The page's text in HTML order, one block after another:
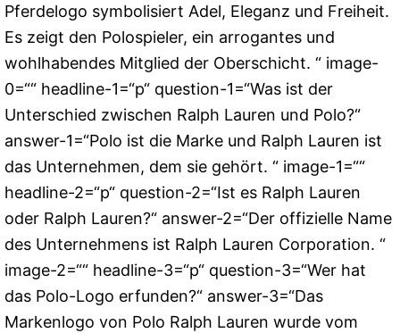
Pferdelogo symbolisiert Adel, Eleganz und Freiheit.
Es zeigt den Polospieler, ein arrogantes und
wohlhabendes Mitglied der Oberschicht. “ image-
0=““ headline-1=“p“ question-1=“Was ist der
Unterschied zwischen Ralph Lauren und Polo?“
answer-1=“Polo ist die Marke und Ralph Lauren ist
das Unternehmen, dem sie gehört. “ image-1=““
headline-2=“p“ question-2=“Ist es Ralph Lauren
oder Ralph Lauren?“ answer-2=“Der offizielle Name
des Unternehmens ist Ralph Lauren Corporation. “
image-2=““ headline-3=“p“ question-3=“Wer hat
das Polo-Logo erfunden?“ answer-3=“Das
Markenlogo von Polo Ralph Lauren wurde vom